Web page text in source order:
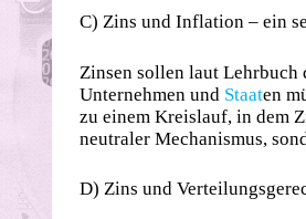
C) Zins und Inflation – ein
Zinsen sollen laut
Unternehmen und Staaten
zu einem Kreislauf, in dem
neutraler Mechanismus,
D) Zins und